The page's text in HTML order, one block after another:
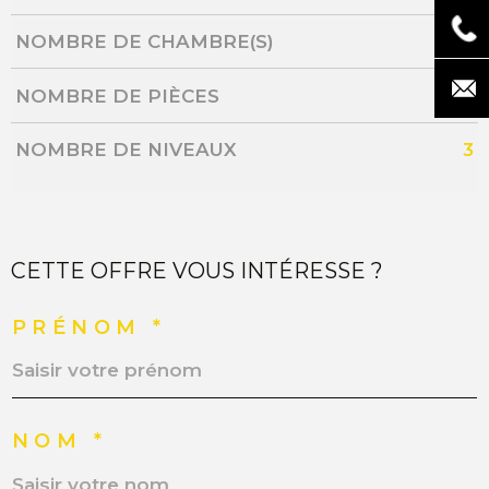
NOMBRE DE CHAMBRE(S) 6
NOMBRE DE PIÈCES 9
NOMBRE DE NIVEAUX 3
CETTE OFFRE VOUS INTÉRESSE ?
PRÉNOM *
NOM *